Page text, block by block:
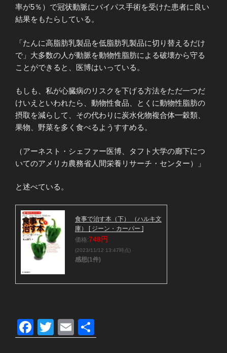
率が5％）で冠状動脈にバイパス手術を受けた患者に良い
結果をもたらしている。
「たんに高脂肪乳製品を低脂肪乳製品に切り替えるだけ
で」大多数の人が動脈を動物性脂肪による破壊から守る
ことができると、医博はいっている。
もしも、私が心臓病のリスクを下げる方法をただ一つだ
けいえといわれたら、動物性食品、とくに動物性脂肪の
摂取を減らして、その代わりに炭水化物複合体━穀類、
果物、野菜を多く食べるようすすめる。
（アーネスト・シェファー医博、タフト大学の廊下につ
いてのアメリカ農務省人間栄養リサーチ・センター）」
と述べている。
食事で治す本（下） （ハルキ文
庫） [ ジーン・カーパー ]
価格:748円
(2023/11/12 13:47時点)
感想(1件)
F
a
T
wi
E
m 有